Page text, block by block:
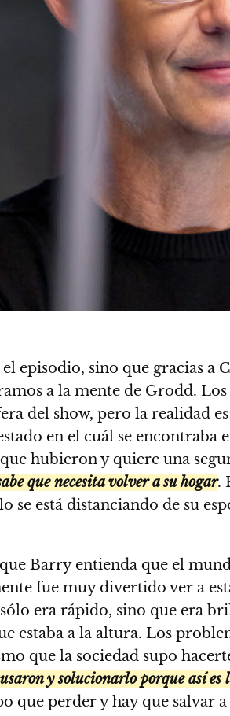
episodio, sino que gracias
a la mente de Grodd.
del show, pero la realidad
en el cuál se
hubieron y quiere una
que necesita volver a su hogar.
está distanciando de su
Barry entienda que el
fue muy divertido ver a
era rápido, sino que era
a la altura. Los
que la sociedad supo
y solucionarlo porque así es
que perder y hay que salvar a